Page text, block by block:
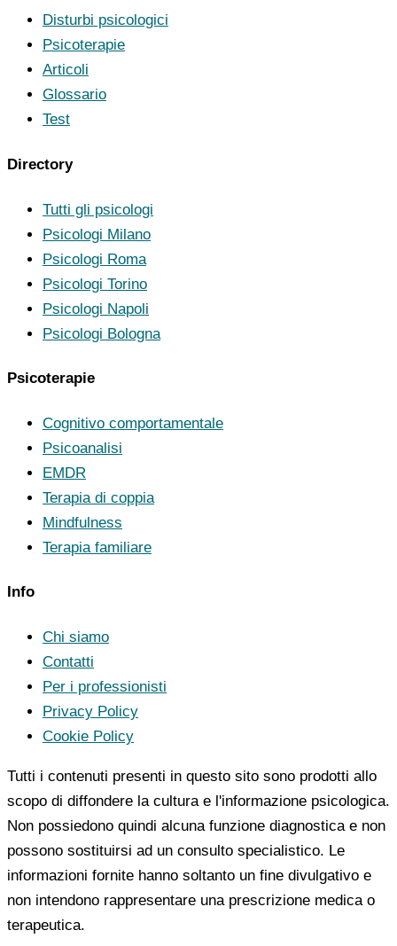
Disturbi psicologici
Psicoterapie
Articoli
Glossario
Test
Directory
Tutti gli psicologi
Psicologi Milano
Psicologi Roma
Psicologi Torino
Psicologi Napoli
Psicologi Bologna
Psicoterapie
Cognitivo comportamentale
Psicoanalisi
EMDR
Terapia di coppia
Mindfulness
Terapia familiare
Info
Chi siamo
Contatti
Per i professionisti
Privacy Policy
Cookie Policy
Tutti i contenuti presenti in questo sito sono prodotti allo
scopo di diffondere la cultura e l'informazione psicologica.
Non possiedono quindi alcuna funzione diagnostica e non
possono sostituirsi ad un consulto specialistico. Le
informazioni fornite hanno soltanto un fine divulgativo e
non intendono rappresentare una prescrizione medica o
terapeutica.